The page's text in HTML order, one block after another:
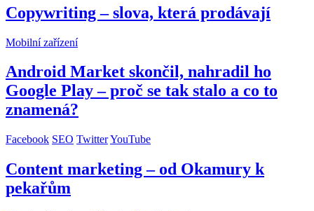
Copywriting – slova, která prodávají
Mobilní zařízení
Android Market skončil, nahradil ho
Google Play – proč se tak stalo a co to
znamená?
Facebook SEO TwitterYouTube
Content marketing – od Okamury k
pekařům